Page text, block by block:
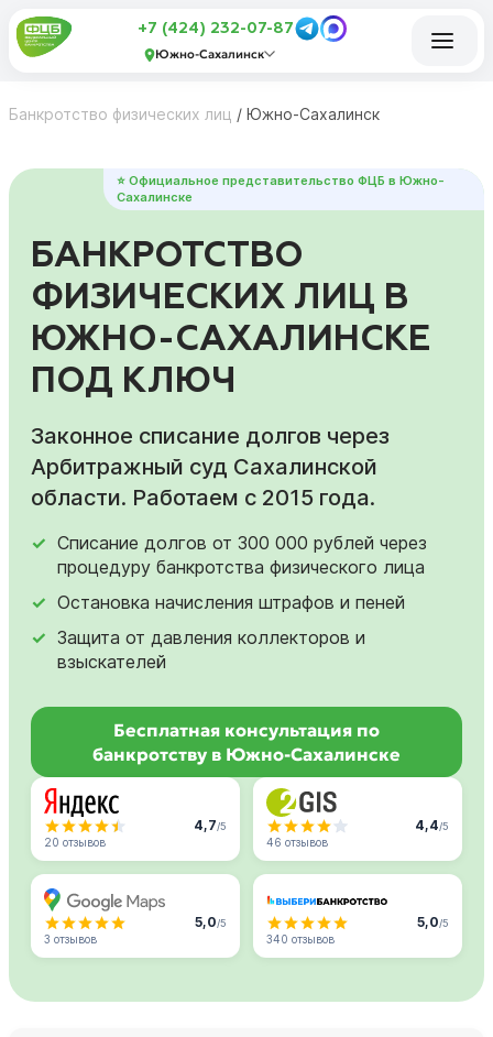
+7 (424) 232-07-87
Южно-Сахалинск
Банкротство физических лиц / Южно-Сахалинск
⭐ Официальное представительство ФЦБ в Южно-
Сахалинске
БАНКРОТСТВО
ФИЗИЧЕСКИХ ЛИЦ В
ЮЖНО-САХАЛИНСКЕ
ПОД КЛЮЧ
Законное списание долгов через
Арбитражный суд Сахалинской
области. Работаем с 2015 года.
Списание долгов от 300 000 рублей через
процедуру банкротства физического лица
Остановка начисления штрафов и пеней
Защита от давления коллекторов и
взыскателей
Бесплатная консультация по
банкротству в Южно-Сахалинске
4,7/5
20 отзывов
4,4/5
46 отзывов
5,0/5
3 отзывов
5,0/5
340 отзывов